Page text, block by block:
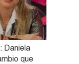
Daniela
que